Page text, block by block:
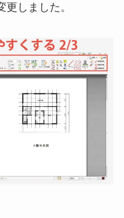
しました。